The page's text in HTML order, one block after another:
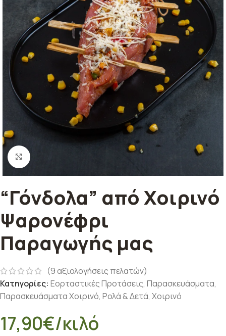
Κλικ για μεγέθυνση
“Γόνδολα” από Χοιρινό
Ψαρονέφρι
Παραγωγής μας
(9αξιολογήσεις πελατών)
Κατηγορίες: Εορταστικές Προτάσεις, Παρασκευάσματα,
Παρασκευάσματα Χοιρινό, Ρολά & Δετά, Χοιρινό
17,90€/κιλό